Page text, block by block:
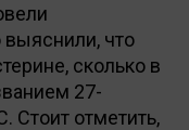
выяснили, что
сколько в
27-
Стоит отметить,